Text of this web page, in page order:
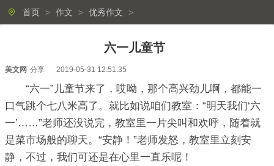
首页 > 作文 > 优秀作文 >
六一儿童节
美文网 分享 2019-05-31 12:51:35
“六一”儿童节来了，哎呦，那个高兴劲儿啊，都能一
口气跳个七八米高了。就比如说咱们教室：“明天我们‘六
一’……”老师还没说完，教室里一片尖叫和欢呼，随着就
是菜市场般的聊天。“安静！”老师发怒，教室里立刻安
静，不过，我们可还是在心里一直乐呢！